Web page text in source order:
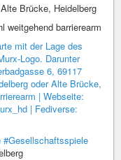
Brücke, Heidelberg
weitgehend barrierearm
#Gesellschaftsspiele